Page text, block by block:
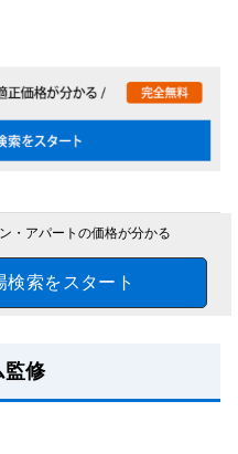
・アパートの価格が分かる
検索をスタート
監修